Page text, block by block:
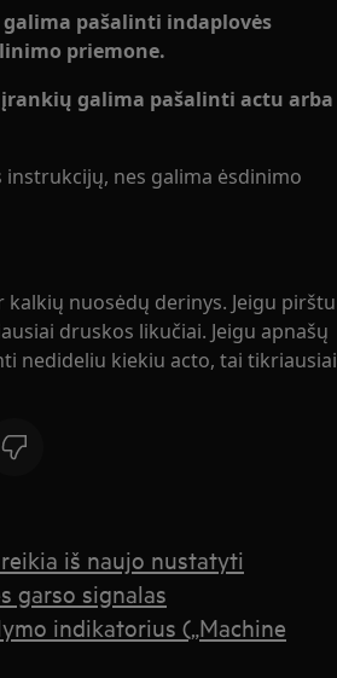
pašalinti indaplovės
priemone.
galima pašalinti actu arba
nes galima ėsdinimo
nuosėdų derinys. Jeigu pirštu
druskos likučiai. Jeigu apnašų
nedideliu kiekiu acto, tai tikriausiai
iš naujo nustatyti
garso signalas
indikatorius („Machine